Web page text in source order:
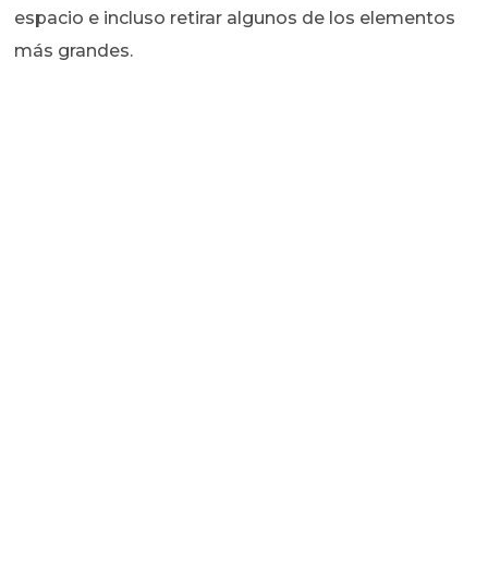
espacio e incluso retirar algunos de los elementos
más grandes.